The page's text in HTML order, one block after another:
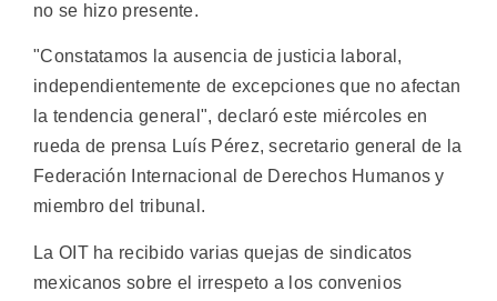
no se hizo presente.
"Constatamos la ausencia de justicia laboral,
independientemente de excepciones que no afectan
la tendencia general", declaró este miércoles en
rueda de prensa Luís Pérez, secretario general de la
Federación Internacional de Derechos Humanos y
miembro del tribunal.
La OIT ha recibido varias quejas de sindicatos
mexicanos sobre el irrespeto a los convenios